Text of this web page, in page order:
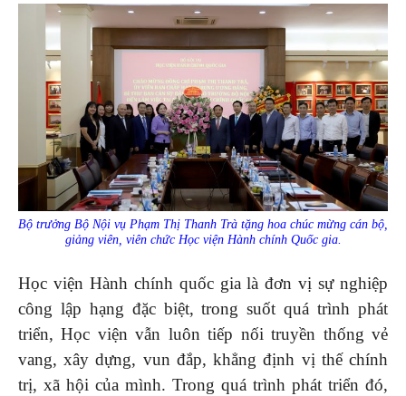
Bộ trưởng Bộ Nội vụ Phạm Thị Thanh Trà tặng hoa chúc mừng cán bộ,
giảng viên, viên chức Học viện Hành chính Quốc gia.
Học viện Hành chính quốc gia là đơn vị sự nghiệp
công lập hạng đặc biệt, trong suốt quá trình phát
triển, Học viện vẫn luôn tiếp nối truyền thống vẻ
vang, xây dựng, vun đắp, khẳng định vị thế chính
trị, xã hội của mình. Trong quá trình phát triển đó,